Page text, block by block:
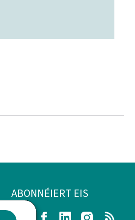
ABONNÉIERT EIS
Twitter FacebookLinkedIn Instagram